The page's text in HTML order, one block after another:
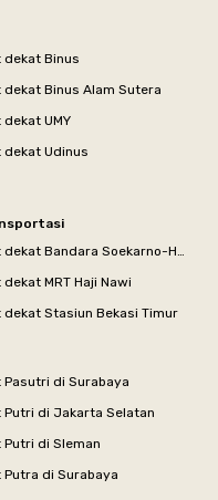
dekat Binus
dekat Binus Alam Sutera
dekat UMY
dekat Udinus
dekat MRT Haji Nawi
dekat Stasiun Bekasi Timur
Pasutri di Surabaya
Putri di Jakarta Selatan
Putri di Sleman
Putra di Surabaya